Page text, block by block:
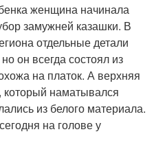
женщина начинала
замужней казашки. В
отдельные детали
он всегда состоял из
на платок. А верхняя
который наматывался
из белого материала.
на голове у